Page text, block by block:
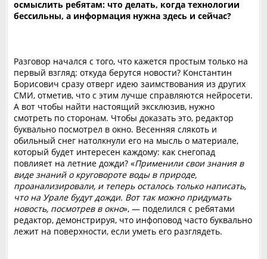
осмыслить ребятам: что делать, когда технологии
бессильны, а информация нужна здесь и сейчас?
Разговор начался с того, что кажется простым только на
первый взгляд: откуда берутся новости? Константин
Борисович сразу отверг идею заимствования из других
СМИ, отметив, что с этим лучше справляются нейросети.
А вот чтобы найти настоящий эксклюзив, нужно
смотреть по сторонам. Чтобы доказать это, редактор
буквально посмотрел в окно. Весенняя слякоть и
обильный снег натолкнули его на мысль о материале,
который будет интересен каждому: как снегопад
повлияет на летние дожди? «Применили свои знания в
виде знаний о круговороте воды в природе,
проанализировали, и теперь осталось только написать,
что на Урале будут дожди. Вот так можно придумать
новость, посмотрев в окно», — поделился с ребятами
редактор, демонстрируя, что инфоповод часто буквально
лежит на поверхности, если уметь его разглядеть.